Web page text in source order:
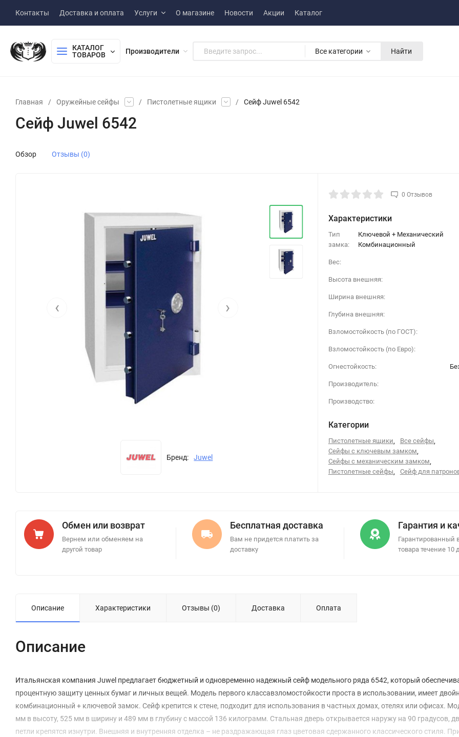
Контакты Доставка и оплата Услуги О магазине Новости Акции Каталог
КАТАЛОГ
ТОВАРОВ
Производители Все категории Найти
Главная / Оружейные сейфы / Пистолетные ящики / Сейф Juwel 6542
Сейф Juwel 6542
Обзор Отзывы (0)
‹ ›
Бренд: Juwel
0 Отзывов
Характеристики
Тип
замка:
Ключевой + Механический
Комбинационный
Вес:
Высота внешняя:
Ширина внешняя:
Глубина внешняя:
Взломостойкость (по ГОСТ):
Взломостойкость (по Евро):
Огнестойкость:
Производитель:
Производство:
Категории
Пистолетные ящики, Все сейфы,
Сейфы с ключевым замком,
Сейфы с механическим замком,
Пистолетные сейфы, Сейф для
Обмен или возврат
Вернем или обменяем на
другой товар
Бесплатная доставка
Вам не придется платить за
доставку
Гарантия и
Гарантированный
товара течение 10
Описание Характеристики Отзывы (0) Доставка Оплата
Описание
Итальянская компания Juwel предлагает бюджетный и одновременно надежный сейф модельного ряда 6542, который
процентную защиту ценных бумаг и личных вещей. Модель первого классавзломостойкости проста в использовании, имеет
комбинационный + ключевой замок. Сейф крепится к стене, подходит для использования в частных домах, отелях или офисах.
мм в высоту, 525 мм в ширину и 489 мм в глубину с массой 136 килограмм. Стальная дверь открывается наружу на 90 градусов,
петли крепятся изнутри. Внешняя и внутренняя отделка – не раздражающая глаз цветовая сдержанного классического стиля.